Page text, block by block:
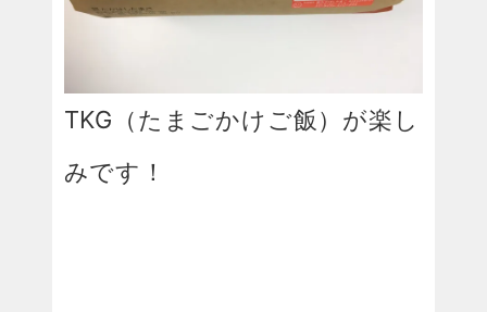
TKG（たまごかけご飯）が楽し
みです！